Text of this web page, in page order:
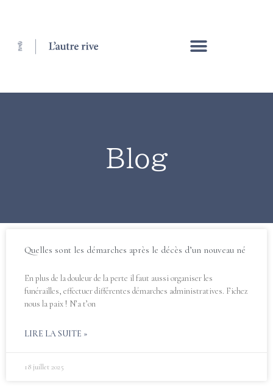
Blog
Quelles sont les démarches après le décès d’un nouveau né
En plus de la douleur de la perte il faut aussi organiser les
funérailles, effectuer différentes démarches administratives. Fichez
nous la paix ! N’a t’on
LIRE LA SUITE »
18 juillet 2025